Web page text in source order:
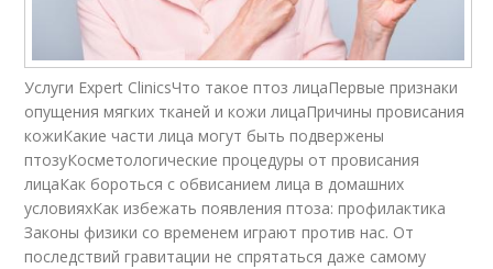
Услуги Expert ClinicsЧто такое птоз лицаПервые признаки
опущения мягких тканей и кожи лицаПричины провисания
кожиКакие части лица могут быть подвержены
птозуКосметологические процедуры от провисания
лицаКак бороться с обвисанием лица в домашних
условияхКак избежать появления птоза: профилактика
Законы физики со временем играют против нас. От
последствий гравитации не спрятаться даже самому